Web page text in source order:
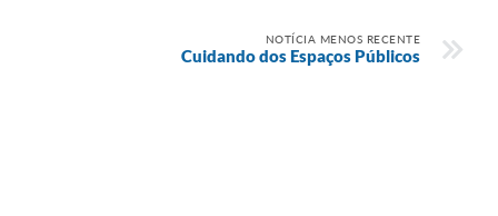
NOTÍCIA MENOS RECENTE
Cuidando dos Espaços Públicos